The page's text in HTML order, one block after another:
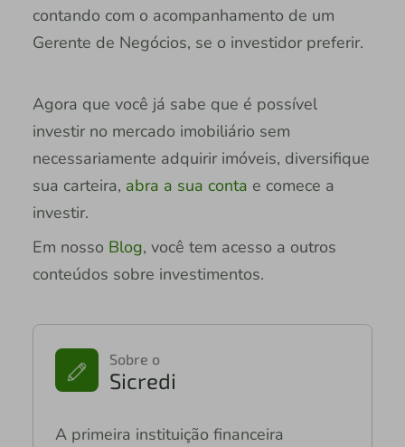
contando com o acompanhamento de um
Gerente de Negócios, se o investidor preferir.
Agora que você já sabe que é possível
investir no mercado imobiliário sem
necessariamente adquirir imóveis, diversifique
sua carteira, abra a sua conta e comece a
investir.
Em nosso Blog, você tem acesso a outros
conteúdos sobre investimentos.
Sobre o
Sicredi
A primeira instituição financeira